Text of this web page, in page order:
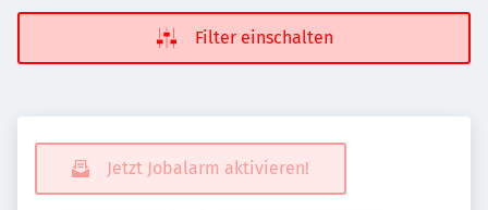
Filter einschalten
Jetzt Jobalarm aktivieren!